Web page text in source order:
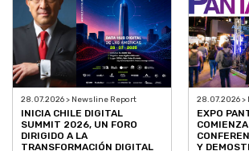
28.07.2026 > Newsline Report
INICIA CHILE DIGITAL
SUMMIT 2026, UN FORO
DIRIGIDO A LA
TRANSFORMACIÓN DIGITAL
28.07.2026
EXPO
Y